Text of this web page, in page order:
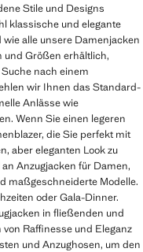
Stile und Designs
klassische und elegante
wie alle unsere Damenjacken
und Größen erhältlich,
nach einem
wir Ihnen das Standard-
Anlässe wie
Wenn Sie einen legeren
die Sie perfekt mit
aber eleganten Look zu
Anzugjacken für Damen,
maßgeschneiderte Modelle.
oder Gala-Dinner.
in fließenden und
Raffinesse und Eleganz
und Anzughosen, um den